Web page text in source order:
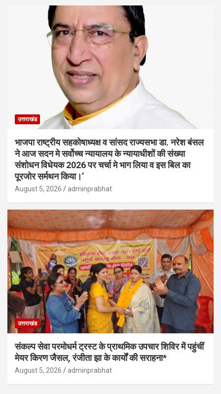
उत्तराखंड
भाजपा राष्ट्रीय सहकोषाध्यक्ष व सांसद राज्यसभा डा. नरेश बंसल
ने आज सदन मे सर्वोच्च न्यायालय के न्यायाधीशों की संख्या
संशोधन विधेयक 2026 पर चर्चा मे भाग लिया व इस बिल का
पूरजोर सर्मथन किया।’
August 5, 2026 adminprabhat
उत्तराखंड
संकल्प सेवा परमोधर्म ट्रस्ट के प्राथमिक उपचार शिविर में पहुंचीं
मेयर किरण जैसल, रंजीता झा के कार्यों की सराहना*
August 5, 2026 adminprabhat